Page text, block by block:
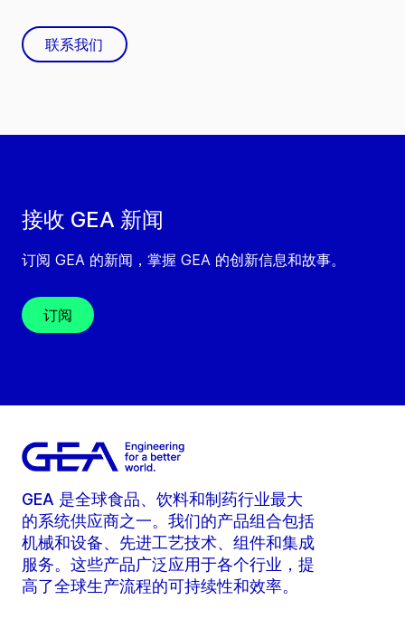
接收 GEA 新闻
订阅 GEA 的新闻，掌握 GEA 的创新信息和故事。
订阅
联系我们
GEA 是全球食品、饮料和制药行业最大
的系统供应商之一。我们的产品组合包括
机械和设备、先进工艺技术、组件和集成
服务。这些产品广泛应用于各个行业，提
高了全球生产流程的可持续性和效率。